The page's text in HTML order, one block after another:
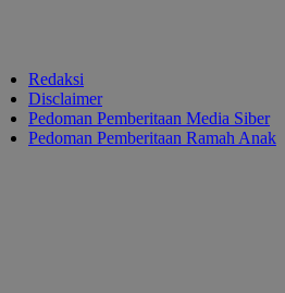
Redaksi
Disclaimer
Pedoman Pemberitaan Media Siber
Pedoman Pemberitaan Ramah Anak